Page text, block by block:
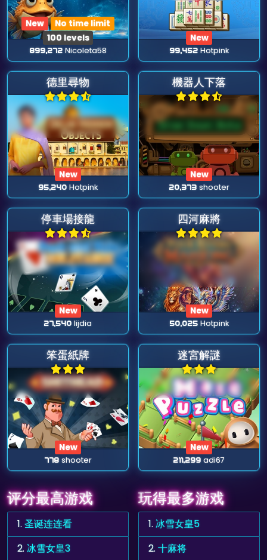
New
No time limit
100 levels
899,272 Nicoleta58
New
99,452 Hotpink
德里尋物
New
95,240 Hotpink
機器人下落
New
20,373 shooter
停車場接龍
New
27,540 lijdia
四河麻將
New
50,025 Hotpink
笨蛋紙牌
New
778 shooter
迷宮解謎
New
211,299adi67
评分最高游戏
1.圣诞连连看
2.冰雪女皇3
玩得最多游戏
1.冰雪女皇5
2.十麻将